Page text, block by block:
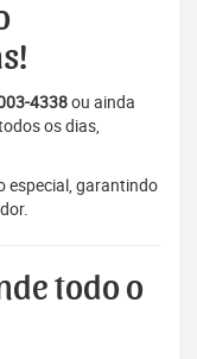
4338ou ainda
os dias,
especial, garantindo
todo o